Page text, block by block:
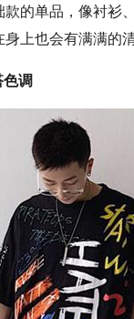
的单品，像衬衫
上也会有满满的清
调